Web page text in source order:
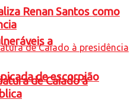
a
de escorpião
Renan Santos como
de Caiado à